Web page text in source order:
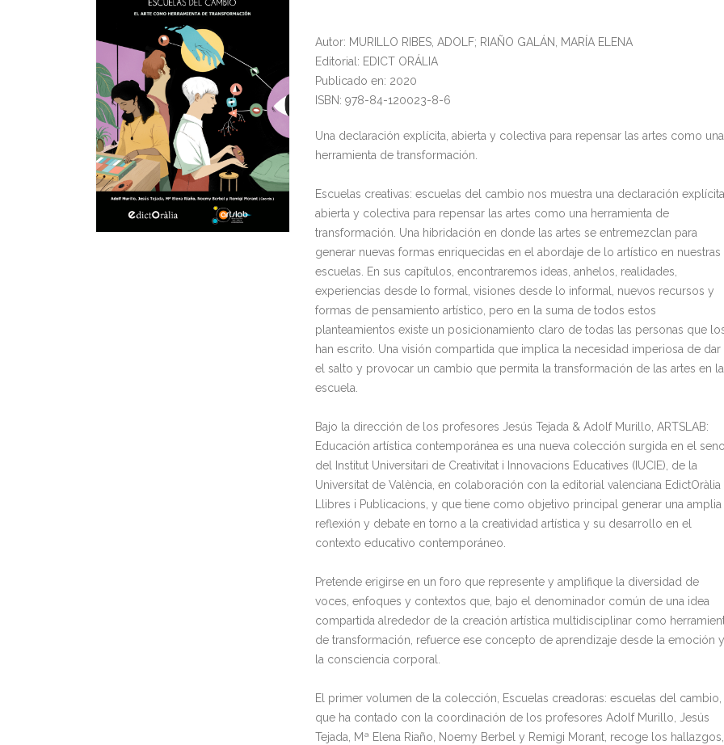
Autor: MURILLO RIBES, ADOLF; RIAÑO GALÁN, MARÍA ELENA
Editorial: EDICT ORÁLIA
Publicado en: 2020
ISBN: 978-84-120023-8-6
Una declaración explícita, abierta y colectiva para repensar las artes como una
herramienta de transformación.
Escuelas creativas: escuelas del cambio nos muestra una declaración
abierta y colectiva para repensar las artes como una herramienta de
transformación. Una hibridación en donde las artes se entremezclan para
generar nuevas formas enriquecidas en el abordaje de lo artístico en nuestras
escuelas. En sus capítulos, encontraremos ideas, anhelos, realidades,
experiencias desde lo formal, visiones desde lo informal, nuevos recursos y
formas de pensamiento artístico, pero en la suma de todos estos
planteamientos existe un posicionamiento claro de todas las personas que
han escrito. Una visión compartida que implica la necesidad imperiosa de dar
el salto y provocar un cambio que permita la transformación de las artes en la
escuela.
Bajo la dirección de los profesores Jesús Tejada & Adolf Murillo, ARTSLAB:
Educación artística contemporánea es una nueva colección surgida en el seno
del Institut Universitari de Creativitat i Innovacions Educatives (IUCIE), de la
Universitat de València, en colaboración con la editorial valenciana EdictOràlia
Llibres i Publicacions, y que tiene como objetivo principal generar una amplia
reflexión y debate en torno a la creatividad artística y su desarrollo en el
contexto educativo contemporáneo.
Pretende erigirse en un foro que represente y amplifique la diversidad de
voces, enfoques y contextos que, bajo el denominador común de una idea
compartida alrededor de la creación artística multidisciplinar como
de transformación, refuerce ese concepto de aprendizaje desde la emoción y
la consciencia corporal.
El primer volumen de la colección, Escuelas creadoras: escuelas del cambio,
que ha contado con la coordinación de los profesores Adolf Murillo, Jesús
Tejada, Mª Elena Riaño, Noemy Berbel y Remigi Morant, recoge los hallazgos,